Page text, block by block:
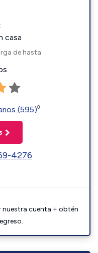
casa
de hasta
(595)◊
4276
nuestra cuenta + obtén